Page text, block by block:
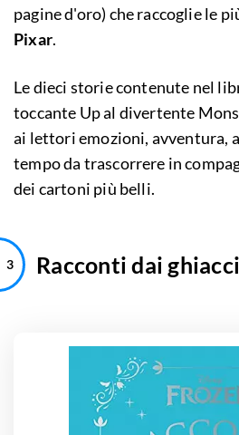
pagine d'oro) che raccoglie le
Pixar.
Le dieci storie contenute nel
toccante Up al divertente
ai lettori emozioni, avventura,
tempo da trascorrere in
dei cartoni più belli.
Racconti dai